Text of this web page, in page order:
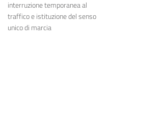
interruzione temporanea al
traffico e istituzione del senso
unico di marcia